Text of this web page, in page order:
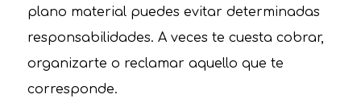
plano material puedes evitar determinadas
responsabilidades. A veces te cuesta cobrar,
organizarte o reclamar aquello que te
corresponde.